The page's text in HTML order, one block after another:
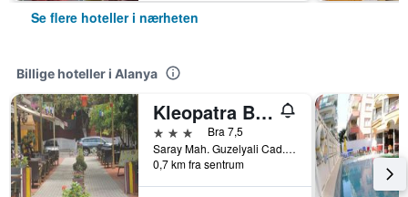
Se flere hoteller i nærheten
Billige hoteller i Alanya
Kleopatra Bavyera Hotel.
3 stjernerBra 7,5
Saray Mah. Guzelyali Cad., Bebek Sok. No.1, Alanya, Tyrkia
0,7 km fra sentrum